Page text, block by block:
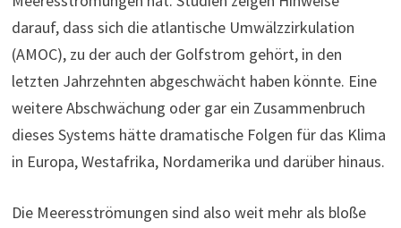
darauf, dass sich die atlantische Umwälzzirkulation
(AMOC), zu der auch der Golfstrom gehört, in den
letzten Jahrzehnten abgeschwächt haben könnte. Eine
weitere Abschwächung oder gar ein Zusammenbruch
dieses Systems hätte dramatische Folgen für das Klima
in Europa, Westafrika, Nordamerika und darüber hinaus.
Die Meeresströmungen sind also weit mehr als bloße